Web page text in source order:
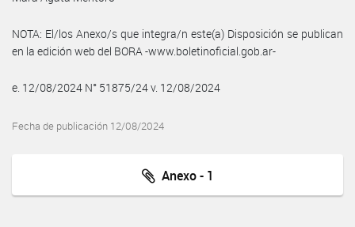
NOTA: El/los Anexo/s que integra/n este(a) Disposición se publican
en la edición web del BORA -www.boletinoficial.gob.ar-
e. 12/08/2024 N° 51875/24 v. 12/08/2024
Fecha de publicación 12/08/2024
Anexo - 1